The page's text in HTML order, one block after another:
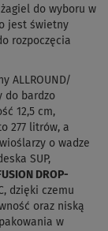
do wyboru w
jest świetny
rozpoczęcia
ALLROUND/
do bardzo
12,5 cm,
277 litrów, a
o wadze
SUP,
DROP-
dzięki czemu
oraz niską
w